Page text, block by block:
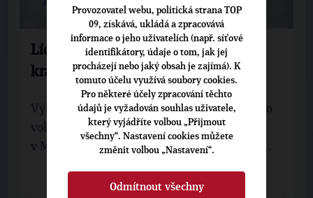
Lídrem TOP 09 v Moravskoslezském
kraji bude Herbert Pavera
Výkonný výbor TOP 09 schválil kandidáty pro
volby do Poslanecké sněmovny. TOP 09
v Moravskoslezském kraji povede do voleb ...
Provozovatel webu, politická strana TOP
09, získává, ukládá a zpracovává
informace o jeho uživatelích (např. síťové
identifikátory, údaje o tom, jak jej
procházejí nebo jaký obsah je zajímá). K
tomuto účelu využívá soubory cookies.
Pro některé účely zpracování těchto
údajů je vyžadován souhlas uživatele,
který vyjádříte volbou „Přijmout
všechny“. Nastavení cookies můžete
změnit volbou „Nastavení“.
Odmítnout všechny